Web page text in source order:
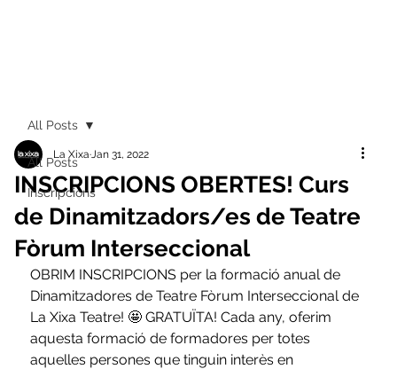
All Posts
Inscripcions
All Posts
INSCRIPCIONS OBERTES! Curs
de Dinamitzadors/es de Teatre
Fòrum Interseccional
La XixaJan 31, 2022
OBRIM INSCRIPCIONS per la formació anual de
Dinamitzadores de Teatre Fòrum Interseccional de
La Xixa Teatre! 🤩 GRATUÏTA! Cada any, oferim
aquesta formació de formadores per totes
aquelles persones que tinguin interès en